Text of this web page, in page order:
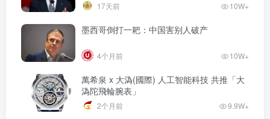
17天前 10W+
墨西哥倒打一耙：中国害别人破产
4个月前 10W+
萬希泉 x 大溈(國際) 人工智能科技 共推「大
溈陀飛輪腕表」
2个月前 9.9W+